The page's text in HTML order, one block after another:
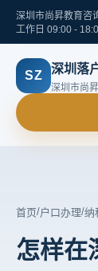
深圳市尚昇教育咨
工作日 09:00 -
SZ 深圳落
深圳市尚
首页/户口办理/纳
怎样在